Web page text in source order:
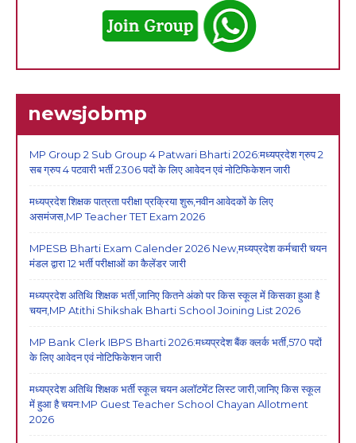
newsjobmp
MP Group 2 Sub Group 4 Patwari Bharti 2026:मध्यप्रदेश ग्रुप 2
सब ग्रुप 4 पटवारी भर्ती 2306 पदों के लिए आवेदन एवं नोटिफिकेशन जारी
मध्यप्रदेश शिक्षक पात्रता परीक्षा प्रक्रिया शुरू,नवीन आवेदकों के लिए
असमंजस,MP Teacher TET Exam 2026
MPESB Bharti Exam Calender 2026 New,मध्यप्रदेश कर्मचारी चयन
मंडल द्वारा 12 भर्ती परीक्षाओं का कैलेंडर जारी
मध्यप्रदेश अतिथि शिक्षक भर्ती,जानिए कितने अंको पर किस स्कूल में किसका हुआ है
चयन,MP Atithi Shikshak Bharti School Joining List 2026
MP Bank Clerk IBPS Bharti 2026:मध्यप्रदेश बैंक क्लर्क भर्ती,570 पदों
के लिए आवेदन एवं नोटिफिकेशन जारी
मध्यप्रदेश अतिथि शिक्षक भर्ती स्कूल चयन अलॉटमेंट लिस्ट जारी,जानिए किस स्कूल
में हुआ है चयन:MP Guest Teacher School Chayan Allotment
2026